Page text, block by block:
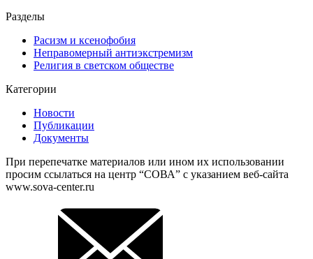
Разделы
Расизм и ксенофобия
Неправомерный антиэкстремизм
Религия в светском обществе
Категории
Новости
Публикации
Документы
При перепечатке материалов или ином их использовании
просим ссылаться на центр “СОВА” с указанием веб-сайта
www.sova-center.ru